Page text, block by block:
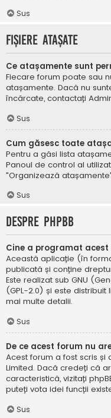
Sus
Fișiere atașate
Ce atașamente sunt
Fiecare forum poate sau
atașamente. Dacă nu
încărcate, contactați
Sus
Cum găsesc toate
Pentru a găsi lista
Panoul de control al
"Organizează
Sus
Despre phpBB
Cine a programat acest
Această aplicație (în
publicată și conține
Este realizat sub GNU
(GPL-2.0) și este distribuit
mai multe detalii.
Sus
De ce acest forum nu
Acest forum a fost scris și
Limited. Dacă credeți că
caracteristică, vizitați
puteți vota idei funcții
Sus